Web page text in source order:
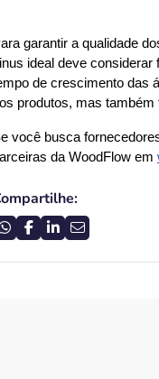
garantir a qualidade
ideal deve
de crescimento das
produtos, mas também
você busca
da WoodFlow em